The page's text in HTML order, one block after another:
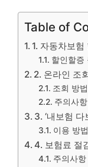
Table of
1. 자동차보
할인할증
2. 온라인 조
조회 방법
주의사항
3. ‘내보험 다
이용 방법
4. 보험료 절
주의사항